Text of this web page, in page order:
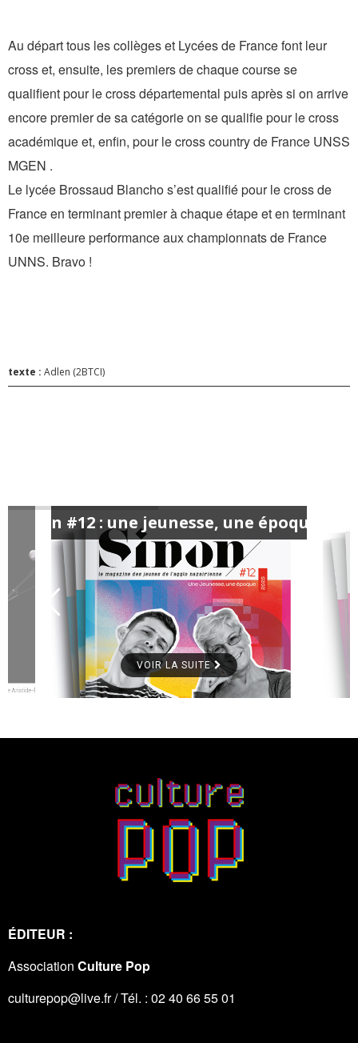
Au départ tous les collèges et Lycées de France font leur
cross et, ensuite, les premiers de chaque course se
qualifient pour le cross départemental puis après si on arrive
encore premier de sa catégorie on se qualifie pour le cross
académique et, enfin, pour le cross country de France UNSS
MGEN .
Le lycée Brossaud Blancho s’est qualifié pour le cross de
France en terminant premier à chaque étape et en terminant
10e meilleure performance aux championnats de France
UNNS. Bravo !
texte : Adlen (2BTCI)
Sinon #12 : une jeunesse, une époque #3
VOIR LA SUITE
ÉDITEUR :
Association Culture Pop
culturepop@live.fr / Tél. : 02 40 66 55 01